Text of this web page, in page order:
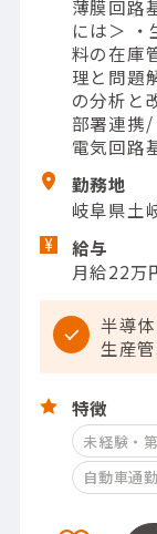
薄膜回路
には＞
料の在庫
理と問題
の分析と
部署連携
電気回路
勤務地
岐阜県土
給与
月給22万
半導
生産
特徴
未経験・
自動車通